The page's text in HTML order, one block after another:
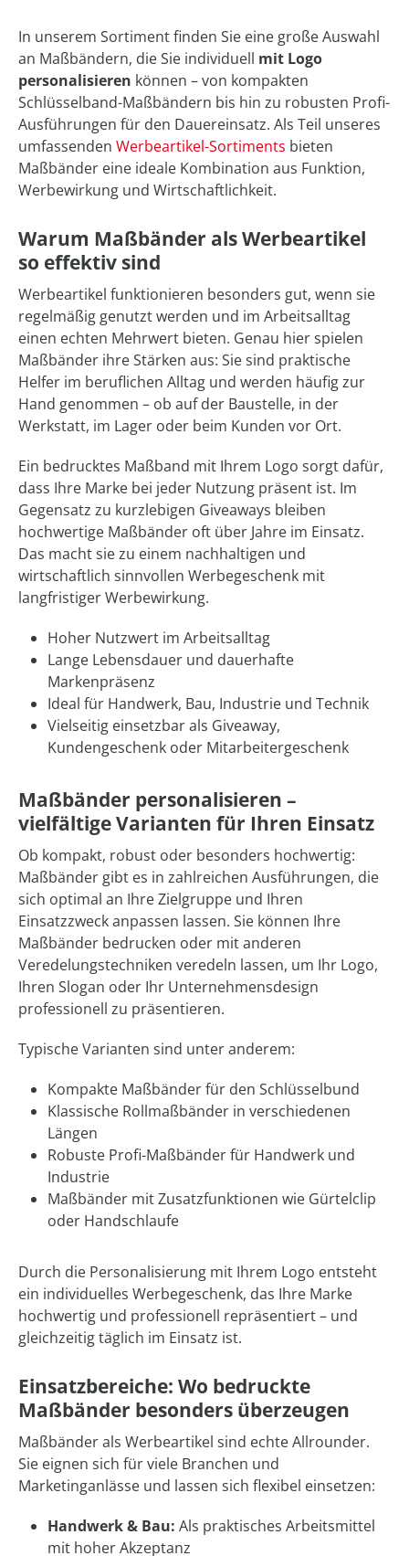
In unserem Sortiment finden Sie eine große Auswahl
an Maßbändern, die Sie individuell mit Logo
personalisieren können – von kompakten
Schlüsselband-Maßbändern bis hin zu robusten Profi-
Ausführungen für den Dauereinsatz. Als Teil unseres
umfassenden Werbeartikel-Sortiments bieten
Maßbänder eine ideale Kombination aus Funktion,
Werbewirkung und Wirtschaftlichkeit.
Warum Maßbänder als Werbeartikel
so effektiv sind
Werbeartikel funktionieren besonders gut, wenn sie
regelmäßig genutzt werden und im Arbeitsalltag
einen echten Mehrwert bieten. Genau hier spielen
Maßbänder ihre Stärken aus: Sie sind praktische
Helfer im beruflichen Alltag und werden häufig zur
Hand genommen – ob auf der Baustelle, in der
Werkstatt, im Lager oder beim Kunden vor Ort.
Ein bedrucktes Maßband mit Ihrem Logo sorgt dafür,
dass Ihre Marke bei jeder Nutzung präsent ist. Im
Gegensatz zu kurzlebigen Giveaways bleiben
hochwertige Maßbänder oft über Jahre im Einsatz.
Das macht sie zu einem nachhaltigen und
wirtschaftlich sinnvollen Werbegeschenk mit
langfristiger Werbewirkung.
Hoher Nutzwert im Arbeitsalltag
Lange Lebensdauer und dauerhafte
Markenpräsenz
Ideal für Handwerk, Bau, Industrie und Technik
Vielseitig einsetzbar als Giveaway,
Kundengeschenk oder Mitarbeitergeschenk
Maßbänder personalisieren –
vielfältige Varianten für Ihren Einsatz
Ob kompakt, robust oder besonders hochwertig:
Maßbänder gibt es in zahlreichen Ausführungen, die
sich optimal an Ihre Zielgruppe und Ihren
Einsatzzweck anpassen lassen. Sie können Ihre
Maßbänder bedrucken oder mit anderen
Veredelungstechniken veredeln lassen, um Ihr Logo,
Ihren Slogan oder Ihr Unternehmensdesign
professionell zu präsentieren.
Typische Varianten sind unter anderem:
Kompakte Maßbänder für den Schlüsselbund
Klassische Rollmaßbänder in verschiedenen
Längen
Robuste Profi-Maßbänder für Handwerk und
Industrie
Maßbänder mit Zusatzfunktionen wie Gürtelclip
oder Handschlaufe
Durch die Personalisierung mit Ihrem Logo entsteht
ein individuelles Werbegeschenk, das Ihre Marke
hochwertig und professionell repräsentiert – und
gleichzeitig täglich im Einsatz ist.
Einsatzbereiche: Wo bedruckte
Maßbänder besonders überzeugen
Maßbänder als Werbeartikel sind echte Allrounder.
Sie eignen sich für viele Branchen und
Marketinganlässe und lassen sich flexibel einsetzen:
Handwerk & Bau: Als praktisches Arbeitsmittel
mit hoher Akzeptanz